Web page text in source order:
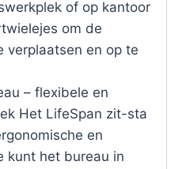
of op kantoor
om de
verplaatsen en op te
– flexibele en
Het LifeSpan zit-sta
en
kunt het bureau in